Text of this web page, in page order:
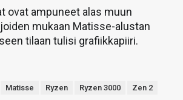
ovat ampuneet alas muun
mukaan Matisse-alustan
tilaan tulisi grafiikkapiiri.
Matisse Ryzen Ryzen 3000 Zen 2